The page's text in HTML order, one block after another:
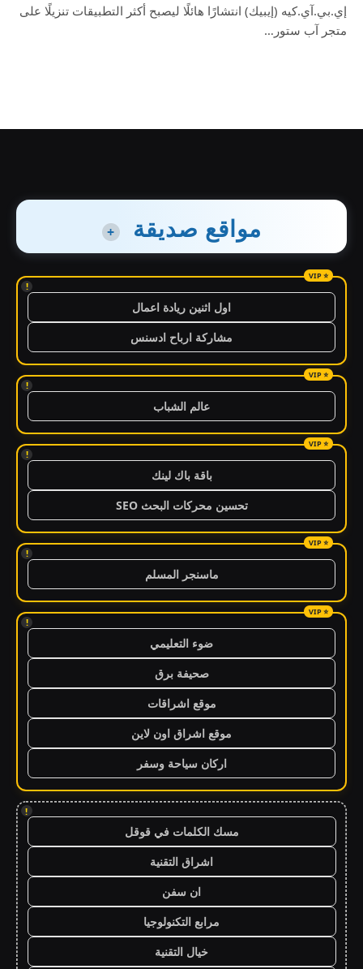
إي.بي.آي.كيه (إيبيك) انتشارًا هائلًا ليصبح أكثر التطبيقات تنزيلًا على
متجر آب ستور…
مواقع صديقة +
!
اول اثنين ريادة اعمال
مشاركة ارباح ادسنس
!
عالم الشباب
!
باقة باك لينك
تحسين محركات البحث SEO
!
ماسنجر المسلم
!
ضوء التعليمي
صحيفة برق
موقع اشراقات
موقع اشراق اون لاين
اركان سياحة وسفر
!
مسك الكلمات في قوقل
اشراق التقنية
ان سفن
مرابع التكنولوجيا
خيال التقنية